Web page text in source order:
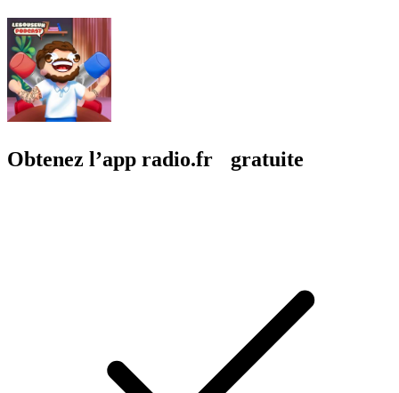
Obtenez l’app radio.fr gratuite